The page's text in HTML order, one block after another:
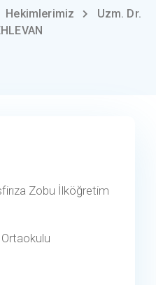
Hekimlerimiz
Uzm. Dr.
Zobu İlköğretim